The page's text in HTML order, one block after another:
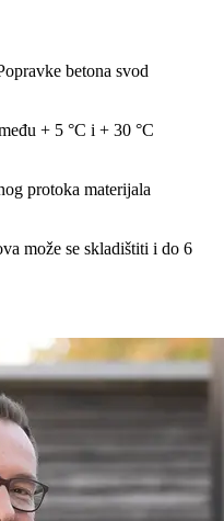
betona svod
+ 5 °C i + 30 °C
protoka materijala
može se skladištiti i do 6